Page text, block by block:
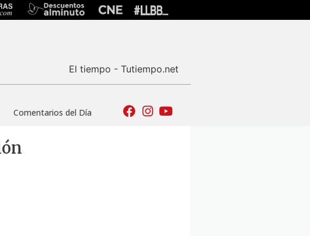
El tiempo - Tutiempo.net
Comentarios del Día